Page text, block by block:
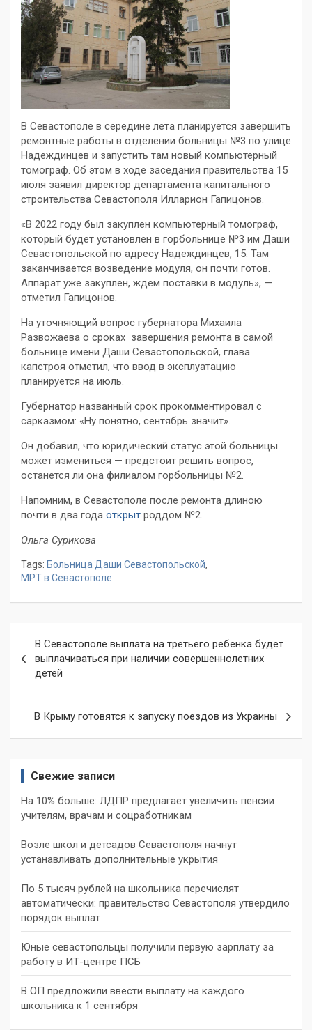
В Севастополе в середине лета планируется завершить
ремонтные работы в отделении больницы №3 по улице
Надеждинцев и запустить там новый компьютерный
томограф. Об этом в ходе заседания правительства 15
июля заявил директор департамента капитального
строительства Севастополя Илларион Гапицонов.
«В 2022 году был закуплен компьютерный томограф,
который будет установлен в горбольнице №3 им Даши
Севастопольской по адресу Надеждинцев, 15. Там
заканчивается возведение модуля, он почти готов.
Аппарат уже закуплен, ждем поставки в модуль», —
отметил Гапицонов.
На уточняющий вопрос губернатора Михаила
Развожаева о сроках завершения ремонта в самой
больнице имени Даши Севастопольской, глава
капстроя отметил, что ввод в эксплуатацию
планируется на июль.
Губернатор названный срок прокомментировал с
сарказмом: «Ну понятно, сентябрь значит».
Он добавил, что юридический статус этой больницы
может измениться — предстоит решить вопрос,
останется ли она филиалом горбольницы №2.
Напомним, в Севастополе после ремонта длиною
почти в два года открыт роддом №2.
Ольга Сурикова
Tags: Больница Даши Севастопольской,
МРТ в Севастополе
по
записям
В Севастополе выплата на третьего ребенка будет
выплачиваться при наличии совершеннолетних
детей
В Крыму готовятся к запуску поездов из Украины
Свежие записи
На 10% больше: ЛДПР предлагает увеличить пенсии
учителям, врачам и соцработникам
Возле школ и детсадов Севастополя начнут
устанавливать дополнительные укрытия
По 5 тысяч рублей на школьника перечислят
автоматически: правительство Севастополя утвердило
порядок выплат
Юные севастопольцы получили первую зарплату за
работу в ИТ-центре ПСБ
В ОП предложили ввести выплату на каждого
школьника к 1 сентября